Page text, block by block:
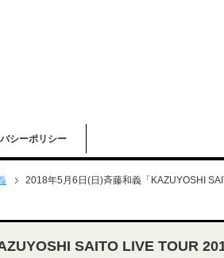
シーポリシー
2018年5月6日(日)斉藤和義「KAZUYOSHI
SAITO LIVE TOUR